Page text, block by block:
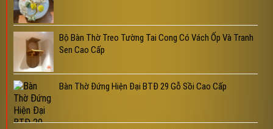
Bộ Bàn Thờ Treo Tường Tai Cong Có Vách Ốp Và Tranh
Sen Cao Cấp
Bàn Thờ Đứng Hiện Đại BTĐ 29 Gỗ Sồi Cao Cấp